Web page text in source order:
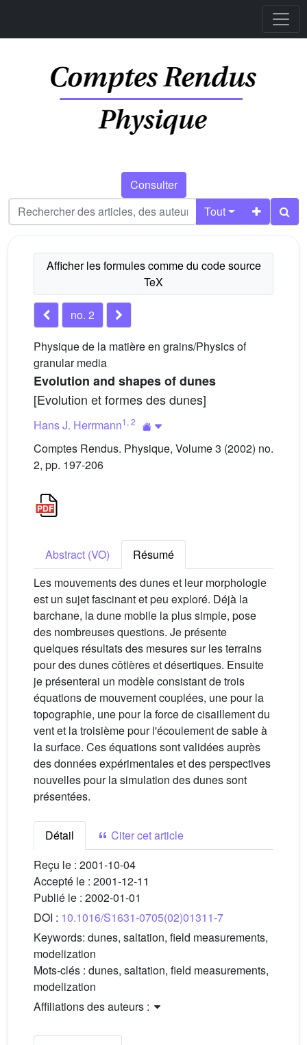
Consulter
Tout
no. 2
Physique de la matière en grains/Physics of
granular media
Evolution and shapes of dunes
[Evolution et formes des dunes]
Hans J. Herrmann1 , 2
Comptes Rendus. Physique, Volume 3 (2002) no.
2, pp. 197-206
Abstract (VO)
Résumé
Les mouvements des dunes et leur morphologie
est un sujet fascinant et peu exploré. Déjà la
barchane, la dune mobile la plus simple, pose
des nombreuses questions. Je présente
quelques résultats des mesures sur les terrains
pour des dunes côtières et désertiques. Ensuite
je présenterai un modèle consistant de trois
équations de mouvement couplées, une pour la
topographie, une pour la force de cisaillement du
vent et la troisième pour l'écoulement de sable à
la surface. Ces équations sont validées auprès
des données expérimentales et des perspectives
nouvelles pour la simulation des dunes sont
présentées.
Détail
Citer cet article
Reçu le : 2001-10-04
Accepté le : 2001-12-11
Publié le : 2002-01-01
DOI : 10.1016/S1631-0705(02)01311-7
Keywords: dunes, saltation, field measurements,
modelization
Mots-clés : dunes, saltation, field measurements,
modelization
Affiliations des auteurs :